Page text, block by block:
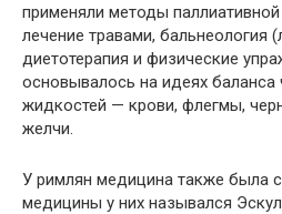
применяли методы
лечение травами, бальнеология
диетотерапия и физические
основывалось на идеях баланса
жидкостей — крови, флегмы,
желчи.
У римлян медицина также была
медицины у них назывался